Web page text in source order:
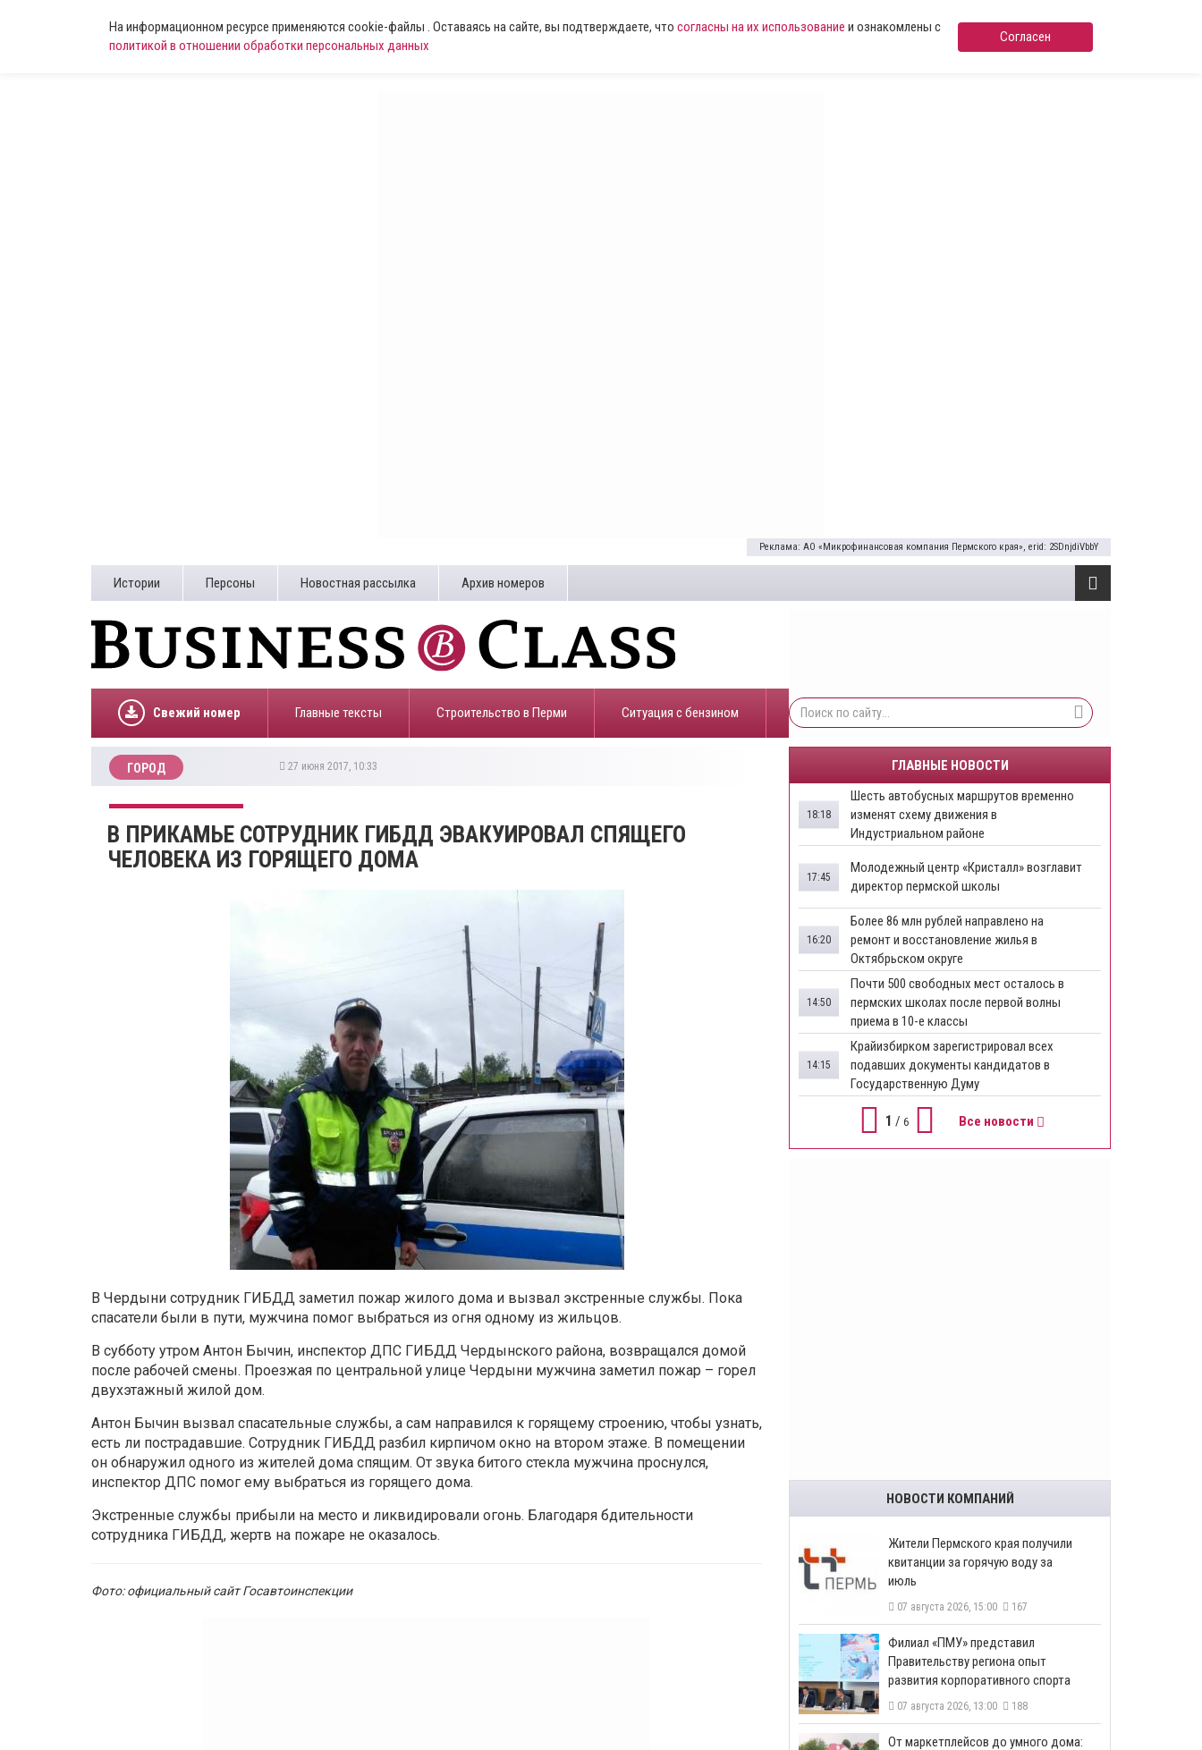
На информационном ресурсе применяются cookie-файлы . Оставаясь на сайте, вы подтверждаете, что согласны на их использование и ознакомлены с
политикой в отношении обработки персональных данных
Согласен
Реклама: АО «Микрофинансовая компания Пермского края», erid: 2SDnjdiVbbY
Истории Персоны Новостная рассылка Архив номеров
Свежий номер Главные тексты Строительство в Перми ​Ситуация с бензином
ГОРОД 27 июня 2017, 10:33
В ПРИКАМЬЕ СОТРУДНИК ГИБДД ЭВАКУИРОВАЛ СПЯЩЕГО
ЧЕЛОВЕКА ИЗ ГОРЯЩЕГО ДОМА
В Чердыни сотрудник ГИБДД заметил пожар жилого дома и вызвал экстренные службы. Пока
спасатели были в пути, мужчина помог выбраться из огня одному из жильцов.
В субботу утром Антон Бычин, инспектор ДПС ГИБДД Чердынского района, возвращался домой
после рабочей смены. Проезжая по центральной улице Чердыни мужчина заметил пожар – горел
двухэтажный жилой дом.
Антон Бычин вызвал спасательные службы, а сам направился к горящему строению, чтобы узнать,
есть ли пострадавшие. Сотрудник ГИБДД разбил кирпичом окно на втором этаже. В помещении
он обнаружил одного из жителей дома спящим. От звука битого стекла мужчина проснулся,
инспектор ДПС помог ему выбраться из горящего дома.
Экстренные службы прибыли на место и ликвидировали огонь. Благодаря бдительности
сотрудника ГИБДД, жертв на пожаре не оказалось.
Фото: официальный сайт Госавтоинспекции
ГЛАВНЫЕ НОВОСТИ
Шесть автобусных маршрутов временно
изменят схему движения в
Индустриальном районе
18:18
Молодежный центр «Кристалл» возглавит
директор пермской школы
17:45
Более 86 млн рублей направлено на
ремонт и восстановление жилья в
Октябрьском округе
16:20
Почти 500 свободных мест осталось в
пермских школах после первой волны
приема в 10-е классы
14:50
Крайизбирком зарегистрировал всех
подавших документы кандидатов в
Государственную Думу
14:15
1 / 6 Все новости
НОВОСТИ КОМПАНИЙ
​Жители Пермского края получили
квитанции за горячую воду за
июль
07 августа 2026, 15:00 167
​Филиал «ПМУ» представил
Правительству региона опыт
развития корпоративного спорта
07 августа 2026, 13:00 188
От маркетплейсов до умного дома: